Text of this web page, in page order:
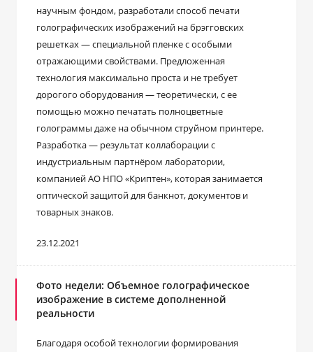
научным фондом, разработали способ печати
голографических изображений на брэгговских
решетках — специальной пленке с особыми
отражающими свойствами. Предложенная
технология максимально проста и не требует
дорогого оборудования — теоретически, с ее
помощью можно печатать полноцветные
голограммы даже на обычном струйном принтере.
Разработка — результат коллаборации с
индустриальным партнёром лаборатории,
компанией АО НПО «Криптен», которая занимается
оптической защитой для банкнот, документов и
товарных знаков.
23.12.2021
Фото недели: Объемное голографическое
изображение в системе дополненной
реальности
Благодаря особой технологии формирования